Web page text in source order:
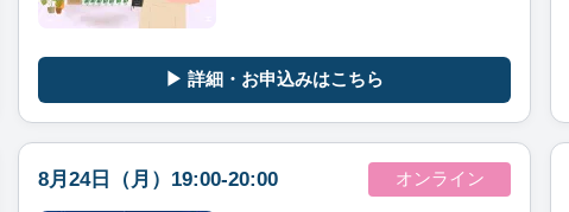
▶ 詳細・お申込みはこちら
8月24日（月）19:00-20:00 オンライン